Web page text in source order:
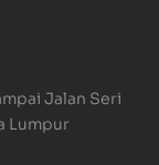
Jalan Seri
Lumpur